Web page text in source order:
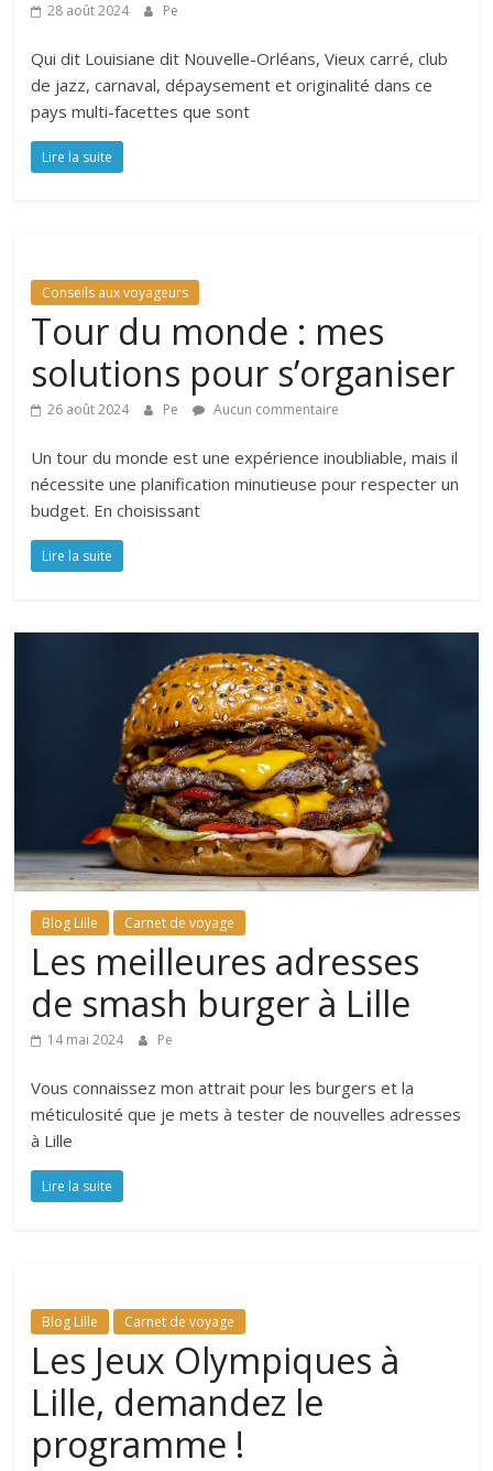
28 août 2024 Pe
Qui dit Louisiane dit Nouvelle-Orléans, Vieux carré, club
de jazz, carnaval, dépaysement et originalité dans ce
pays multi-facettes que sont
Lire la suite
Conseils aux voyageurs
Tour du monde : mes
solutions pour s’organiser
26 août 2024 Pe Aucun commentaire
Un tour du monde est une expérience inoubliable, mais il
nécessite une planification minutieuse pour respecter un
budget. En choisissant
Lire la suite
Blog Lille Carnet de voyage
Les meilleures adresses
de smash burger à Lille
14 mai 2024 Pe
Vous connaissez mon attrait pour les burgers et la
méticulosité que je mets à tester de nouvelles adresses
à Lille
Lire la suite
Blog Lille Carnet de voyage
Les Jeux Olympiques à
Lille, demandez le
programme !